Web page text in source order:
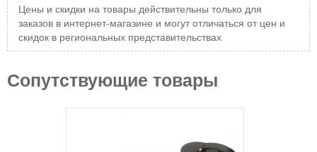
Цены и скидки на товары действительны только для
заказов в интернет-магазине и могут отличаться от цен и
скидок в региональных представительствах
Сопутствующие товары